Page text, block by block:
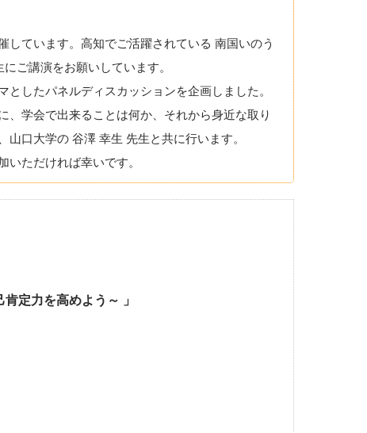
ています。高知でご活躍されている 南国いのう
ご講演をお願いしています。
したパネルディスカッションを企画しました。
学会で出来ることは何か、それから身近な取り
口大学の 谷澤 幸生 先生と共に行います。
ただければ幸いです。
定力を高めよう～ 」